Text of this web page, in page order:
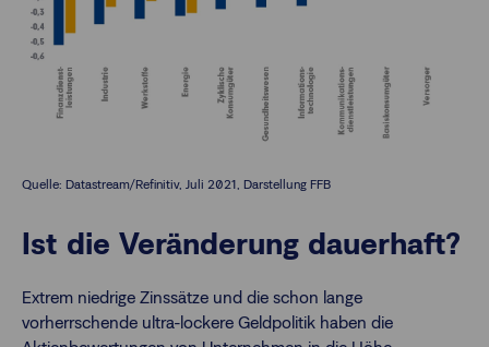
Quelle: Datastream/Refinitiv, Juli 2021, Darstellung FFB
Ist die Veränderung dauerhaft?
Extrem niedrige Zinssätze und die schon lange
vorherrschende ultra-lockere Geldpolitik haben die